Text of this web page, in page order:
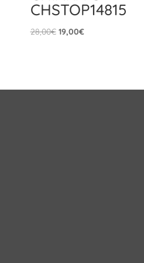
CHSTOP14815
28,00€ Il
19,00€Il